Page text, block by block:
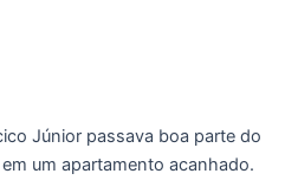
Júnior passava boa parte do
um apartamento acanhado.